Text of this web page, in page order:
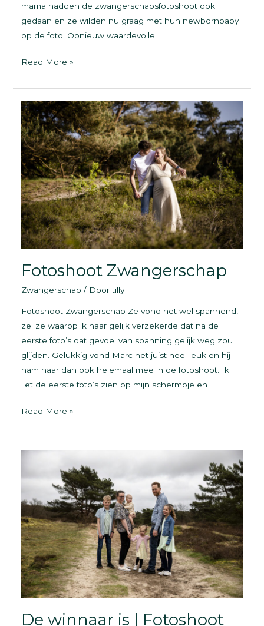
mama hadden de zwangerschapsfotoshoot ook
gedaan en ze wilden nu graag met hun newbornbaby
op de foto. Opnieuw waardevolle
NEWBORN
–
FOTOGRAAF
GRONINGEN
Read More »
Fotoshoot Zwangerschap
Zwangerschap / Doortilly
Fotoshoot Zwangerschap Ze vond het wel spannend,
zei ze waarop ik haar gelijk verzekerde dat na de
eerste foto’s dat gevoel van spanning gelijk weg zou
glijden. Gelukkig vond Marc het juist heel leuk en hij
nam haar dan ook helemaal mee in de fotoshoot. Ik
liet de eerste foto’s zien op mijn schermpje en
Fotoshoot
Read More »
De winnaar is | Fotoshoot